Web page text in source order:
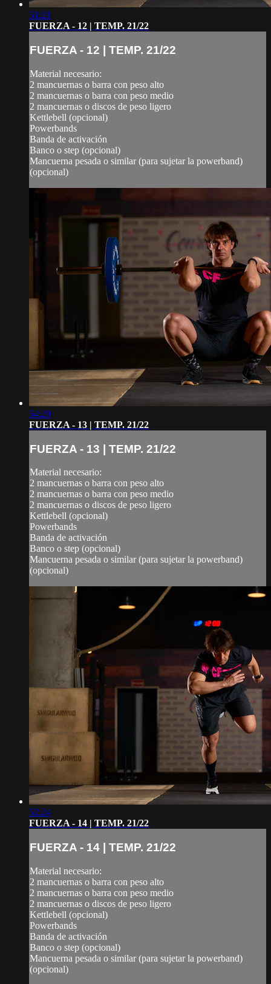
51:21
FUERZA - 12 | TEMP. 21/22
FUERZA - 12 | TEMP. 21/22
Material necesario:
2 mancuernas o barra con peso alto
2 mancuernas o barra con peso medio
2 mancuernas o discos de peso ligero
Kettlebell (opcional)
Powerbands
Banda de activación
Banco o step (opcional)
Mancuerna pesada o similar (para sujetar la powerband)
(opcional)
54:29
FUERZA - 13 | TEMP. 21/22
FUERZA - 13 | TEMP. 21/22
Material necesario:
2 mancuernas o barra con peso alto
2 mancuernas o barra con peso medio
2 mancuernas o discos de peso ligero
Kettlebell (opcional)
Powerbands
Banda de activación
Banco o step (opcional)
Mancuerna pesada o similar (para sujetar la powerband)
(opcional)
52:24
FUERZA - 14 | TEMP. 21/22
FUERZA - 14 | TEMP. 21/22
Material necesario:
2 mancuernas o barra con peso alto
2 mancuernas o barra con peso medio
2 mancuernas o discos de peso ligero
Kettlebell (opcional)
Powerbands
Banda de activación
Banco o step (opcional)
Mancuerna pesada o similar (para sujetar la powerband)
(opcional)